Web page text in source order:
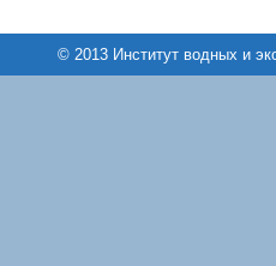
© 2013 Институт водных и